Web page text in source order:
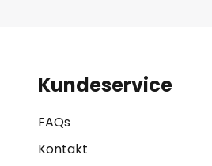
Kundeservice
FAQs
Kontakt